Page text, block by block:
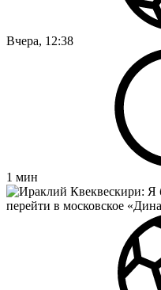
Вчера, 12:38
1 мин